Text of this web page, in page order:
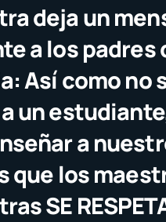
deja un
a los padres
Así como no
un
a
que los
SE